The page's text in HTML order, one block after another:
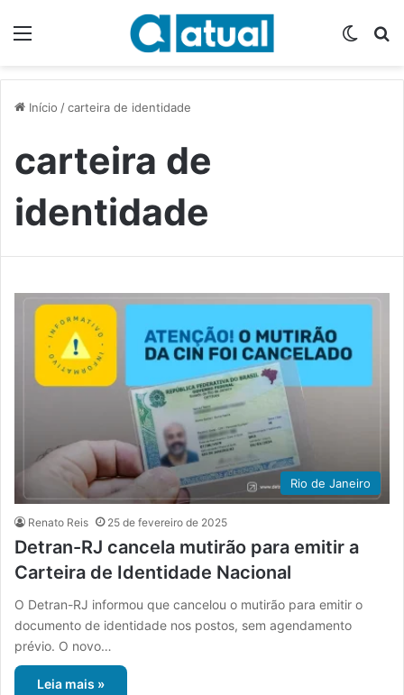
Início /carteira de identidade
carteira de
identidade
Rio de Janeiro
Renato Reis 25 de fevereiro de 2025
Detran-RJ cancela mutirão para emitir a
Carteira de Identidade Nacional
O Detran-RJ informou que cancelou o mutirão para emitir o
documento de identidade nos postos, sem agendamento
prévio. O novo…
Leia mais »